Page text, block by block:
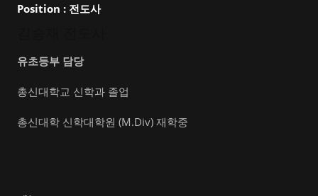
Position : 전도사
유초등부 담당
총신대학교 신학과 졸업
총신대학 신학대학원 (M.Div) 재학중